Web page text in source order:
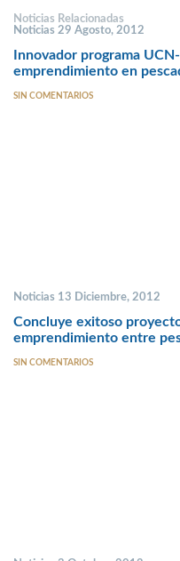
Noticias Relacionadas
Noticias 29 Agosto, 2012
Innovador programa
emprendimiento en
SIN COMENTARIOS
Noticias 13 Diciembre, 2012
Concluye exitoso
emprendimiento entre
SIN COMENTARIOS